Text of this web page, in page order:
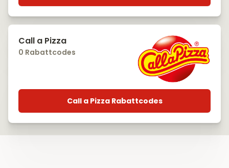
Call a Pizza
0 Rabattcodes
Call a Pizza Rabattcodes